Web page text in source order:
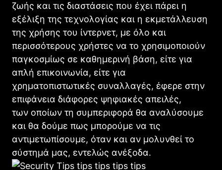
ζωής και τις διαστάσεις που έχει πάρει η
εξέλιξη της τεχνολογίας και η εκμετάλλευση
της χρήσης του ίντερνετ, με όλο και
περισσότερους χρήστες να το χρησιμοποιούν
παγκοσμίως σε καθημερινή βάση, είτε για
απλή επικοινωνία, είτε για
χρηματοπιστωτικές συναλλαγές, έφερε στην
επιφάνεια διάφορες ψηφιακές απειλές,
των οποίων τη συμπεριφορά θα αναλύσουμε
και θα δούμε πως μπορούμε να τις
αντιμετωπίσουμε, όταν και αν μολυνθεί το
σύστημά μας, εντελώς ανέξοδα.